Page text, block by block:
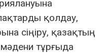
қолдау,
сіңіру, қазақтың
мәдени тұрғыда